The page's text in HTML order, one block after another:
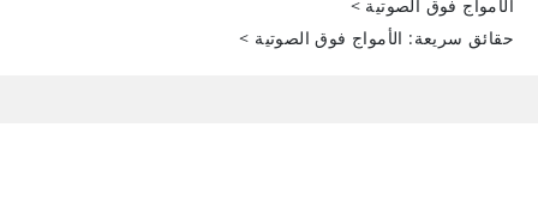
الأمواج فوق الصوتية >
حقائق سريعة: الأمواج فوق الصوتية >